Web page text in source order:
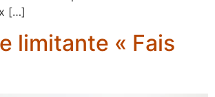
[…]
limitante « Fais